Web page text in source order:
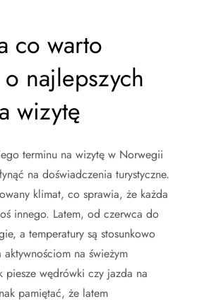
co warto
najlepszych
wizytę
terminu na wizytę w Norwegii
na doświadczenia turystyczne.
klimat, co sprawia, że każda
innego. Latem, od czerwca do
a temperatury są stosunkowo
na świeżym
piesze wędrówki czy jazda na
pamiętać, że latem